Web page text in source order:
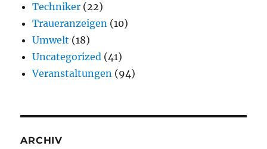
Techniker (22)
Traueranzeigen (10)
Umwelt (18)
Uncategorized (41)
Veranstaltungen (94)
ARCHIV